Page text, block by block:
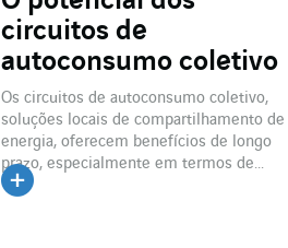
circuitos de
autoconsumo coletivo
Os circuitos de autoconsumo coletivo,
soluções locais de compartilhamento de
energia, oferecem benefícios de longo
prazo, especialmente em termos de...